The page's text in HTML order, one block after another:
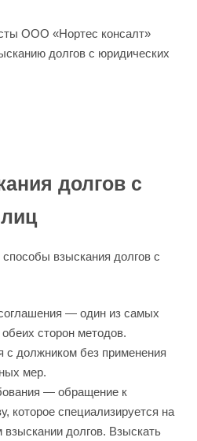
ООО «Нортес консалт»
долгов с юридических
долгов с
взыскания долгов с
— один из самых
сторон методов.
с должником без применения
мер.
— обращение к
которое специализируется на
долгов. Взыскать